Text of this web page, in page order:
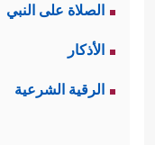
الصلاة على النبي
الأذكار
الرقية الشرعية